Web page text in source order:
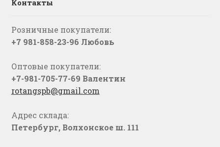
Контакты
Розничные покупатели:
+7 981-858-23-96 Любовь
Оптовые покупатели:
+7-981-705-77-69 Валентин
rotangspb@gmail.com
Адрес склада:
Петербург, Волхонское ш. 111